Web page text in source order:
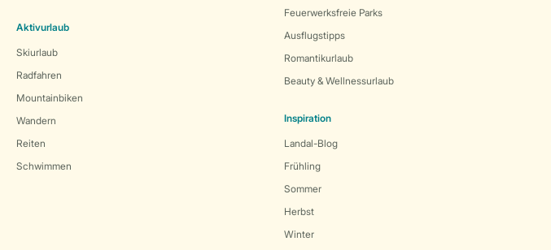
Aktivurlaub
Skiurlaub
Radfahren
Mountainbiken
Wandern
Reiten
Schwimmen
Feuerwerksfreie Parks
Ausflugstipps
Romantikurlaub
Beauty & Wellnessurlaub
Inspiration
Landal-Blog
Frühling
Sommer
Herbst
Winter